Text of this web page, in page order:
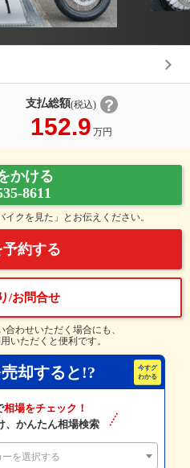
支払総額(税込)
152.9 万円
かける
8611
クを見た」とお伝えください。
約する
/お問合せ
わせいただく場合にも、
いただくと便利です。
却すると!?
相場をチェック！
、かんたん相場検索
を選択する